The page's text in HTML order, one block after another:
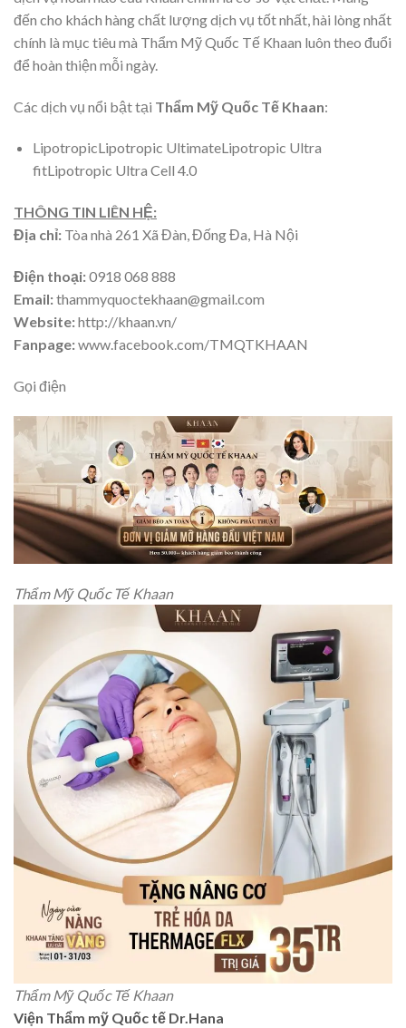
đến cho khách hàng chất lượng dịch vụ tốt nhất, hài lòng nhất
chính là mục tiêu mà Thẩm Mỹ Quốc Tế Khaan luôn theo đuổi
để hoàn thiện mỗi ngày.
Các dịch vụ nổi bật tại Thẩm Mỹ Quốc Tế Khaan:
LipotropicLipotropic UltimateLipotropic Ultra
fitLipotropic Ultra Cell 4.0
THÔNG TIN LIÊN HỆ:
Địa chỉ: Tòa nhà 261 Xã Đàn, Đống Đa, Hà Nội
Điện thoại:0918 068 888
Email:thammyquoctekhaan@gmail.com
Website:http://khaan.vn/
Fanpage:www.facebook.com/TMQTKHAAN
Gọi điện
Thẩm Mỹ Quốc Tế Khaan
Thẩm Mỹ Quốc Tế Khaan
Viện Thẩm mỹ Quốc tế Dr.Hana